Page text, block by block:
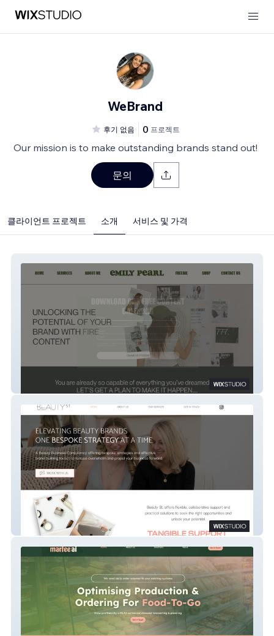
WeBrand
후기 없음 0 프로젝트
Our mission is to make outstanding brands stand out!
문의
클라이언트 프로젝트 소개 서비스 및 가격
EMILY PEARL
Beauty St.